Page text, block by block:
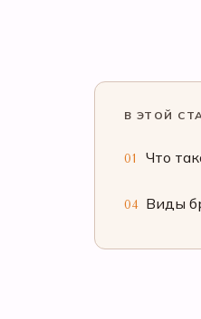
В ЭТОЙ
01 Что
04 Виды